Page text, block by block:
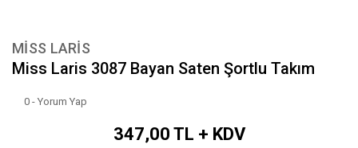
MİSS LARİS
Miss Laris 3087 Bayan Saten Şortlu Takım
0 - Yorum Yap
347,00 TL + KDV